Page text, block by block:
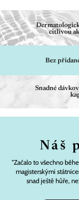
citlivou
Bez
Snadné
Náš
"Začalo to všechno
magisterskými
snad ještě hůře,